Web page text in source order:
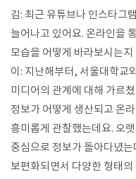
김: 최근 유튜브나 인스타그
늘어나고 있어요. 온라인을
모습을 어떻게 바라보시는지
이: 지난해부터, 서울대학교
미디어의 관계에 대해 가르
정보가 어떻게 생산되고 온
흥미롭게 관찰했는데요. 오
중심으로 정보가 돌아다녔
보편화되면서 다양한 형태